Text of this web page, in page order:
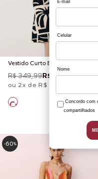
Vestido Curto Babados
Estampado Reflexo
R$ 349,99R$ 175,00
ou 2x de R$ 87,50 sem juros
-60%